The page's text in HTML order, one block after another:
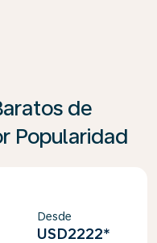
de
Popularidad
Desde
USD2222*